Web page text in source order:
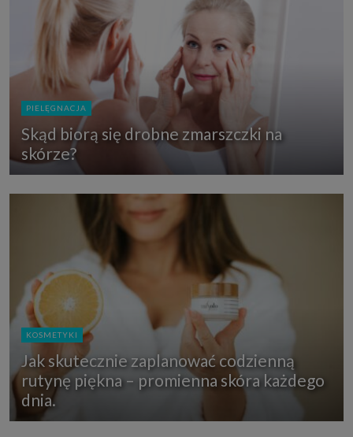
PIELĘGNACJA
Skąd biorą się drobne zmarszczki na
skórze?
KOSMETYKI
Jak skutecznie zaplanować codzienną
rutynę piękna – promienna skóra każdego
dnia.